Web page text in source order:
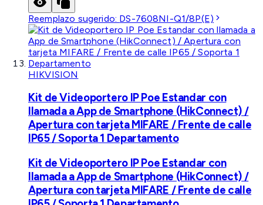
Reemplazo sugerido: DS-7608NI-Q1/8P(E)
HIKVISION
Kit de Videoportero IP Poe Estandar con
llamada a App de Smartphone (HikConnect) /
Apertura con tarjeta MIFARE / Frente de calle
IP65 / Soporta 1 Departamento
Kit de Videoportero IP Poe Estandar con
llamada a App de Smartphone (HikConnect) /
Apertura con tarjeta MIFARE / Frente de calle